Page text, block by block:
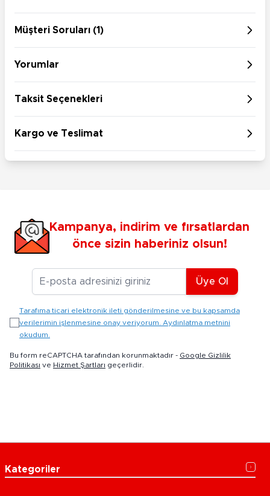
Müşteri Soruları (1)
Yorumlar
Taksit Seçenekleri
Kargo ve Teslimat
Kampanya, indirim ve fırsatlardan
önce sizin haberiniz olsun!
E-posta Adresiniz
Üye Ol
Tarafıma ticari elektronik ileti gönderilmesine ve bu kapsamda
verilerimin işlenmesine onay veriyorum. Aydınlatma metnini
okudum.
Bu form reCAPTCHA tarafından korunmaktadır - Google Gizlilik
Politikası ve Hizmet Şartları geçerlidir.
Kategoriler